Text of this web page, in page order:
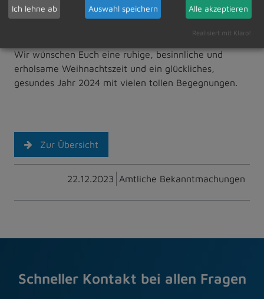
www.unser-ferienprogramm.de/dietmannsried
Wir wünschen Euch eine ruhige, besinnliche und
erholsame Weihnachtszeit und ein glückliches,
gesundes Jahr 2024 mit vielen tollen Begegnungen.
Zur Übersicht
22.12.2023 Amtliche Bekanntmachungen
Schneller Kontakt bei allen Fragen
Ich lehne ab Auswahl speichern Alle akzeptieren
Realisiert mit Klaro!